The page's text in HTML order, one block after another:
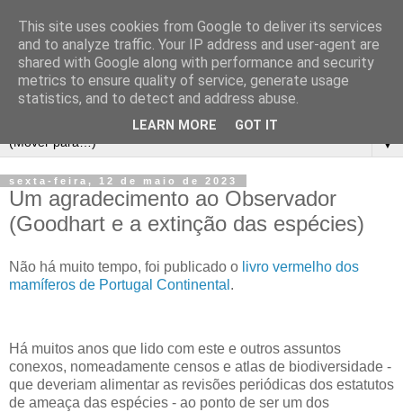
▼
sexta-feira, 12 de maio de 2023
Um agradecimento ao Observador
(Goodhart e a extinção das espécies)
Não há muito tempo, foi publicado o livro vermelho dos
mamíferos de Portugal Continental .
Há muitos anos que lido com este e outros assuntos
conexos, nomeadamente censos e atlas de biodiversidade -
que deveriam alimentar as revisões periódicas dos estatutos
de ameaça das espécies - ao ponto de ser um dos
This site uses cookies from Google to deliver its services
and to analyze traffic. Your IP address and user-agent are
shared with Google along with performance and security
metrics to ensure quality of service, generate usage
statistics, and to detect and address abuse.
LEARN MORE GOT IT